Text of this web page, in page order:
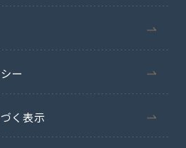
ー
く表示